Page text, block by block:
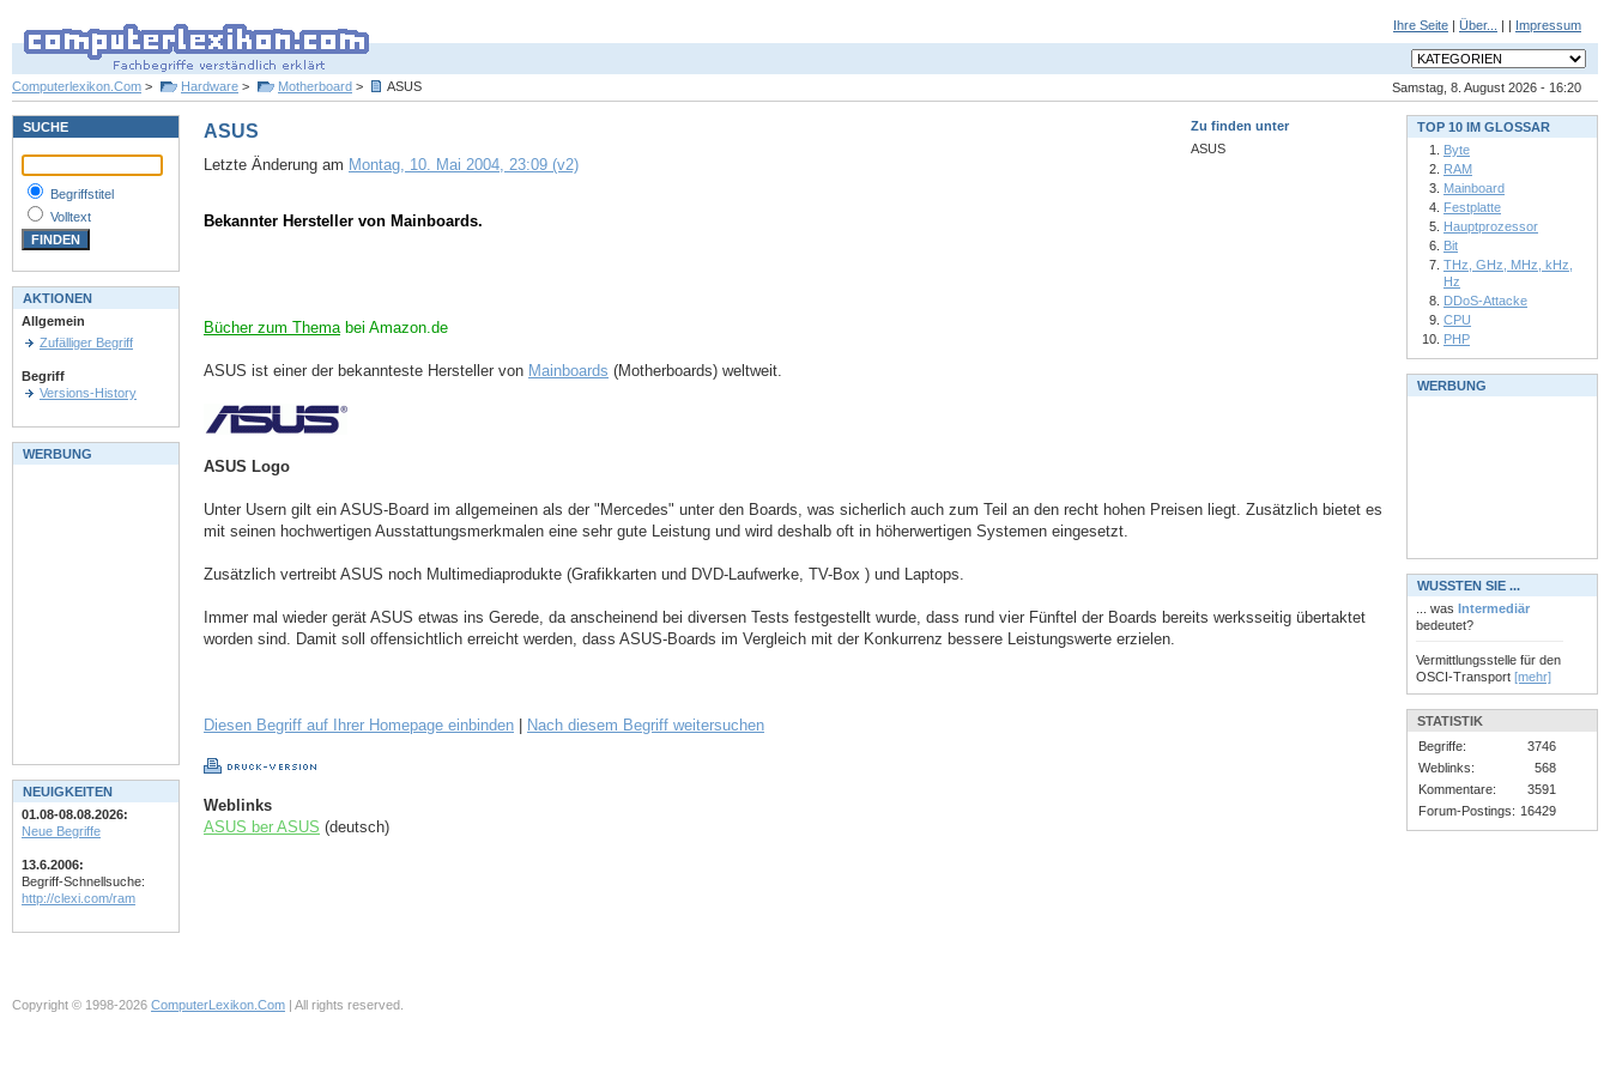
Ihre Seite | Über... | | Impressum
Samstag, 8. August 2026 - 16:20
Computerlexikon.Com > Hardware > Motherboard > ASUS
Zu finden unter
ASUS
ASUS
Letzte Änderung am Montag, 10. Mai 2004, 23:09 (v2)
Bekannter Hersteller von Mainboards.
Bücher zum Themabei Amazon.de
ASUS ist einer der bekannteste Hersteller von Mainboards (Motherboards) weltweit.
ASUS Logo
Unter Usern gilt ein ASUS-Board im allgemeinen als der "Mercedes" unter den Boards, was sicherlich auch zum Teil an den recht hohen Preisen liegt. Zusätzlich bietet es
mit seinen hochwertigen Ausstattungsmerkmalen eine sehr gute Leistung und wird deshalb oft in höherwertigen Systemen eingesetzt.
Zusätzlich vertreibt ASUS noch Multimediaprodukte (Grafikkarten und DVD-Laufwerke, TV-Box ) und Laptops.
Immer mal wieder gerät ASUS etwas ins Gerede, da anscheinend bei diversen Tests festgestellt wurde, dass rund vier Fünftel der Boards bereits werksseitig übertaktet
worden sind. Damit soll offensichtlich erreicht werden, dass ASUS-Boards im Vergleich mit der Konkurrenz bessere Leistungswerte erzielen.
Diesen Begriff auf Ihrer Homepage einbinden Nach diesem Begriff weitersuchen
Weblinks
ASUS ber ASUS (deutsch)
SUCHE
Begriffstitel
Volltext
AKTIONEN
Allgemein
Zufälliger Begriff
Begriff
Versions-History
WERBUNG
NEUIGKEITEN
01.08-08.08.2026:
Neue Begriffe
13.6.2006:
Begriff-Schnellsuche:
http://clexi.com/ram
TOP 10 IM GLOSSAR
Byte
RAM
Mainboard
Festplatte
Hauptprozessor
Bit
THz, GHz, MHz, kHz,
Hz
DDoS-Attacke
CPU
PHP
WERBUNG
WUSSTEN SIE ...
... was Intermediär
bedeutet?
Vermittlungsstelle für den
OSCI-Transport [mehr]
STATISTIK
Begriffe:
3746
Weblinks:
568
Kommentare:
3591
Forum-Postings: 16429
Copyright © 1998-2026 ComputerLexikon.Com | All rights reserved.